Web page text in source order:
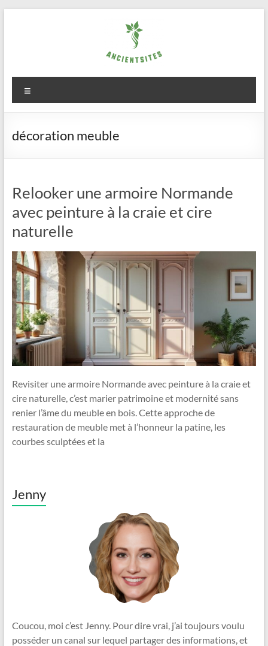
ancientsites.eu
décoration meuble
Relooker une armoire Normande
avec peinture à la craie et cire
naturelle
Revisiter une armoire Normande avec peinture à la craie et
cire naturelle, c’est marier patrimoine et modernité sans
renier l’âme du meuble en bois. Cette approche de
restauration de meuble met à l’honneur la patine, les
courbes sculptées et la
Jenny
Coucou, moi c’est Jenny. Pour dire vrai, j’ai toujours voulu
posséder un canal sur lequel partager des informations, et